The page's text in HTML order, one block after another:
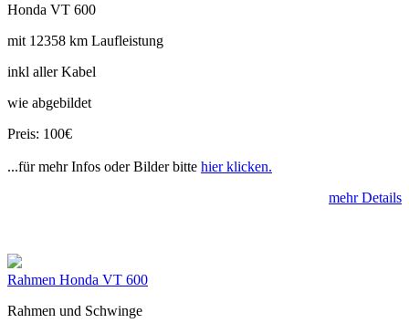
Honda VT 600
mit 12358 km Laufleistung
inkl aller Kabel
wie abgebildet
Preis: 100€
...für mehr Infos oder Bilder bitte hier klicken.
mehr Details
Rahmen Honda VT 600
Rahmen und Schwinge